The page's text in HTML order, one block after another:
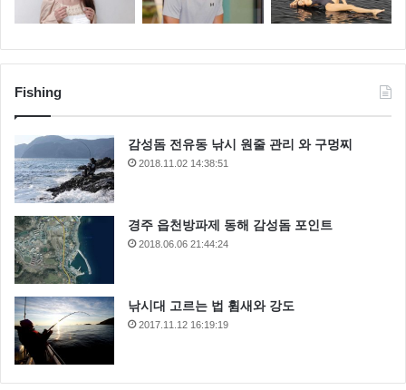
Fishing
감성돔 전유동 낚시 원줄 관리 와 구멍찌
2018.11.02 14:38:51
경주 읍천방파제 동해 감성돔 포인트
2018.06.06 21:44:24
낚시대 고르는 법 휨새와 강도
2017.11.12 16:19:19